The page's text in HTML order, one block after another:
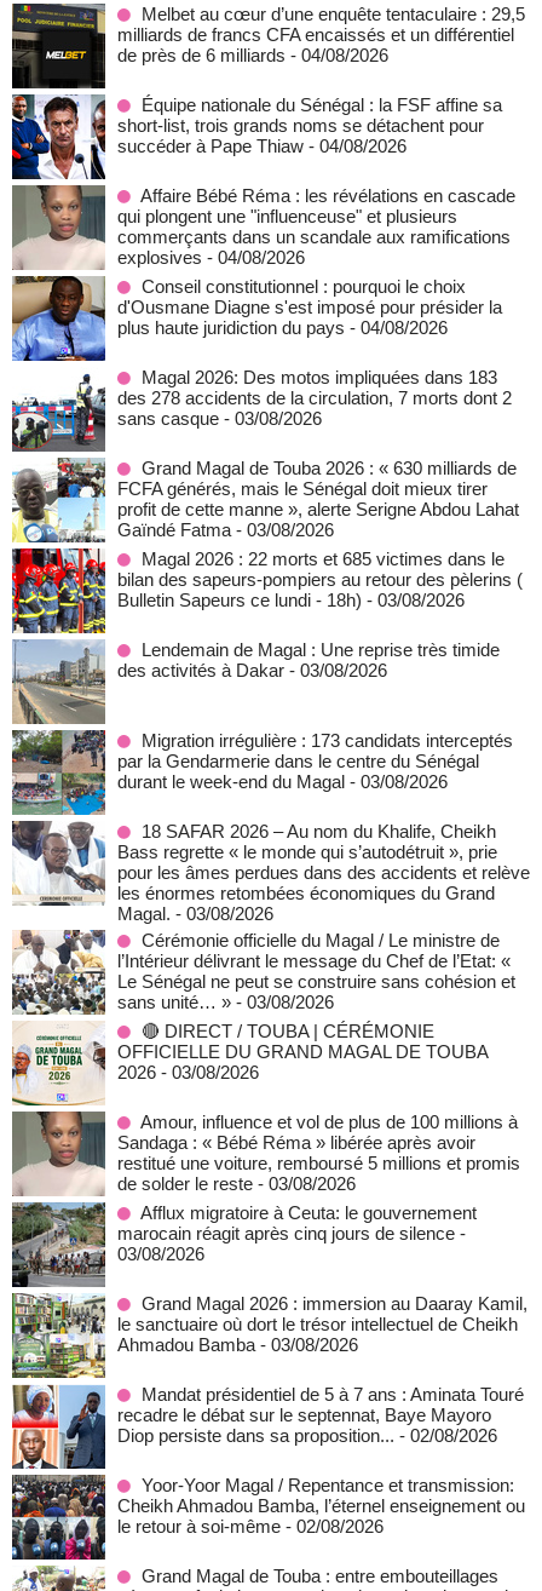
Melbet au cœur d’une enquête tentaculaire : 29,5
milliards de francs CFA encaissés et un différentiel
de près de 6 milliards - 04/08/2026
Équipe nationale du Sénégal : la FSF affine sa
short-list, trois grands noms se détachent pour
succéder à Pape Thiaw - 04/08/2026
Affaire Bébé Réma : les révélations en cascade
qui plongent une "influenceuse" et plusieurs
commerçants dans un scandale aux ramifications
explosives - 04/08/2026
Conseil constitutionnel : pourquoi le choix
d'Ousmane Diagne s'est imposé pour présider la
plus haute juridiction du pays - 04/08/2026
Magal 2026: Des motos impliquées dans 183
des 278 accidents de la circulation, 7 morts dont 2
sans casque - 03/08/2026
Grand Magal de Touba 2026 : « 630 milliards de
FCFA générés, mais le Sénégal doit mieux tirer
profit de cette manne », alerte Serigne Abdou Lahat
Gaïndé Fatma - 03/08/2026
Magal 2026 : 22 morts et 685 victimes dans le
bilan des sapeurs-pompiers au retour des pèlerins (
Bulletin Sapeurs ce lundi - 18h) - 03/08/2026
Lendemain de Magal : Une reprise très timide
des activités à Dakar - 03/08/2026
Migration irrégulière : 173 candidats interceptés
par la Gendarmerie dans le centre du Sénégal
durant le week-end du Magal - 03/08/2026
18 SAFAR 2026 – Au nom du Khalife, Cheikh
Bass regrette « le monde qui s’autodétruit », prie
pour les âmes perdues dans des accidents et relève
les énormes retombées économiques du Grand
Magal. - 03/08/2026
Cérémonie officielle du Magal / Le ministre de
l’Intérieur délivrant le message du Chef de l’Etat: «
Le Sénégal ne peut se construire sans cohésion et
sans unité… » - 03/08/2026
🔴 DIRECT / TOUBA | CÉRÉMONIE
OFFICIELLE DU GRAND MAGAL DE TOUBA
2026 - 03/08/2026
Amour, influence et vol de plus de 100 millions à
Sandaga : « Bébé Réma » libérée après avoir
restitué une voiture, remboursé 5 millions et promis
de solder le reste - 03/08/2026
Afflux migratoire à Ceuta: le gouvernement
marocain réagit après cinq jours de silence -
03/08/2026
Grand Magal 2026 : immersion au Daaray Kamil,
le sanctuaire où dort le trésor intellectuel de Cheikh
Ahmadou Bamba - 03/08/2026
Mandat présidentiel de 5 à 7 ans : Aminata Touré
recadre le débat sur le septennat, Baye Mayoro
Diop persiste dans sa proposition... - 02/08/2026
Yoor-Yoor Magal / Repentance et transmission:
Cheikh Ahmadou Bamba, l’éternel enseignement ou
le retour à soi-même - 02/08/2026
Grand Magal de Touba : entre embouteillages